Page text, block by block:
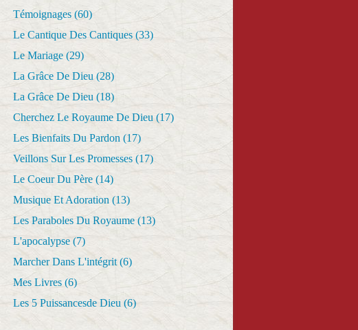
Témoignages (60)
Le Cantique Des Cantiques (33)
Le Mariage (29)
La Grâce De Dieu (28)
La Grâce De Dieu (18)
Cherchez Le Royaume De Dieu (17)
Les Bienfaits Du Pardon (17)
Veillons Sur Les Promesses (17)
Le Coeur Du Père (14)
Musique Et Adoration (13)
Les Paraboles Du Royaume (13)
L'apocalypse (7)
Marcher Dans L'intégrit (6)
Mes Livres (6)
Les 5 Puissancesde Dieu (6)